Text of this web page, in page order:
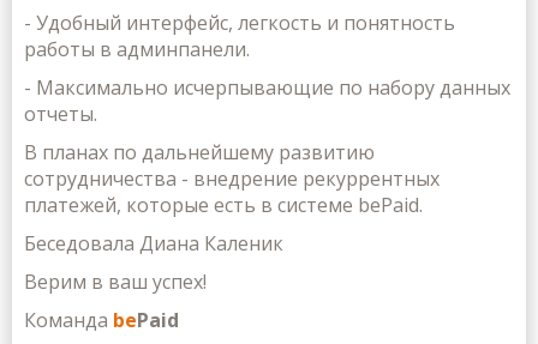
- Удобный интерфейс, легкость и понятность
работы в админпанели.
- Максимально исчерпывающие по набору данных
отчеты.
В планах по дальнейшему развитию
сотрудничества - внедрение рекуррентных
платежей, которые есть в системе bePaid.
Беседовала Диана Каленик
Верим в ваш успех!
Команда bePaid